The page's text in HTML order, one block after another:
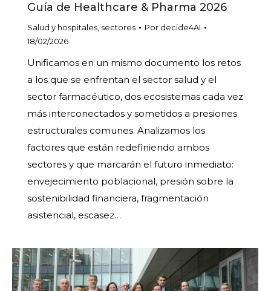
Guía de Healthcare & Pharma 2026
Salud y hospitales sectores Por decide4AI
18/02/2026
Unificamos en un mismo documento los retos
a los que se enfrentan el sector salud y el
sector farmacéutico, dos ecosistemas cada vez
más interconectados y sometidos a presiones
estructurales comunes. Analizamos los
factores que están redefiniendo ambos
sectores y que marcarán el futuro inmediato:
envejecimiento poblacional, presión sobre la
sostenibilidad financiera, fragmentación
asistencial, escasez…